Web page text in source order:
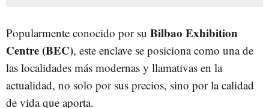
Popularmente conocido por su Bilbao Exhibition
Centre (BEC), este enclave se posiciona como una de
las localidades más modernas y llamativas en la
actualidad, no solo por sus precios, sino por la calidad
de vida que aporta.